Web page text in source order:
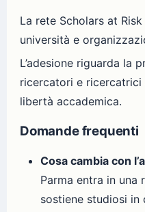
La rete Scholars at
università e
L’adesione riguarda la
ricercatori e ricercatrici
libertà accademica.
Domande frequenti
Cosa cambia con
Parma entra in una
sostiene studiosi